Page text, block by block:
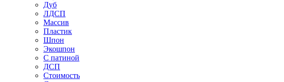
Дуб
ЛДСП
Массив
Пластик
Шпон
Экошпон
С патиной
ДСП
Стоимость